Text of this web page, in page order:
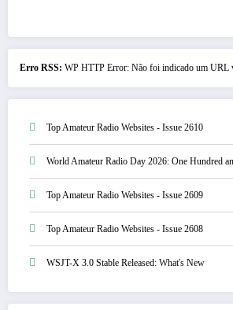
Erro RSS: WP HTTP Error: Não foi indicado um URL
Top Amateur Radio Websites - Issue 2610
World Amateur Radio Day 2026: One Hundred
Top Amateur Radio Websites - Issue 2609
Top Amateur Radio Websites - Issue 2608
WSJT-X 3.0 Stable Released: What's New